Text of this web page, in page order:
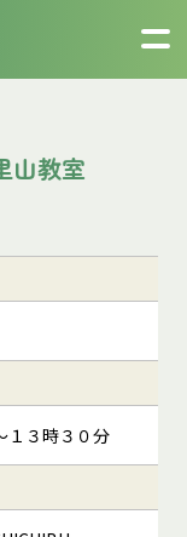
山教室
１３時３０分